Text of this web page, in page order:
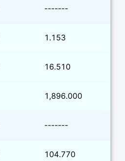
-------
1.153
16.510
1,896.000
-------
104.770